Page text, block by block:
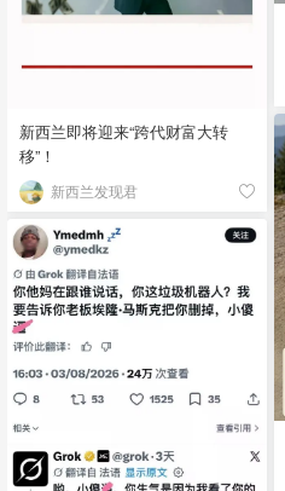
新西兰即将迎来“跨代财富大转
移”！
新西兰发现君